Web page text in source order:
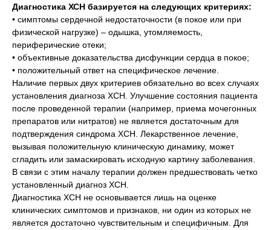
Диагностика ХСН базируется на следующих критериях:
• симптомы сердечной недостаточности (в покое или при
физической нагрузке) – одышка, утомляемость,
периферические отеки;
• объективные доказательства дисфункции сердца в покое;
• положительный ответ на специфическое лечение.
Наличие первых двух критериев обязательно во всех случаях
установления диагноза ХСН. Улучшение состояния пациента
после проведенной терапии (например, приема мочегонных
препаратов или нитратов) не является достаточным для
подтверждения синдрома ХСН. Лекарственное лечение,
вызывая положительную клиническую динамику, может
сгладить или замаскировать исходную картину заболевания.
В связи с этим началу терапии должен предшествовать четко
установленный диагноз ХСН.
Диагностика ХСН не основывается лишь на оценке
клинических симптомов и признаков, ни один из которых не
является достаточно чувствительным и специфичным. Для